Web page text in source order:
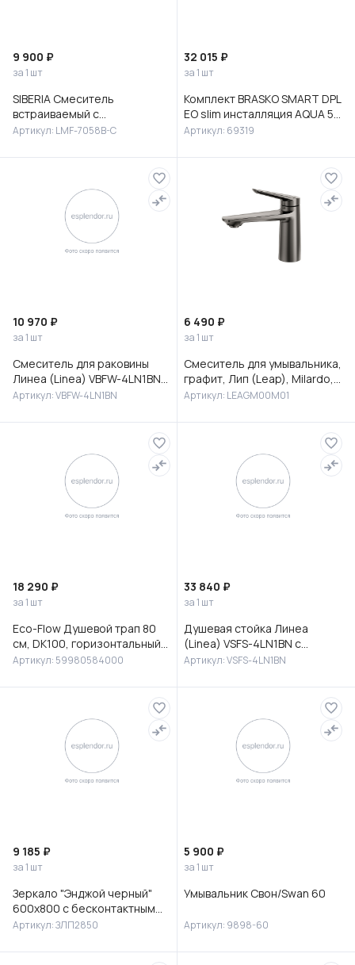
9 900 ₽
за 1 шт
SIBERIA Смеситель
встраиваемый с
гигиеническим душем,
Артикул: LMF-7058B-C
32 015 ₽
за 1 шт
Комплект BRASKO SMART DPL
EO slim инсталляция AQUA 50
PRIME P кнопка ACCENTO
Артикул: 69319
10 970 ₽
за 1 шт
Смеситель для раковины
Линеа (Linea) VBFW-4LN1BN
встраиваемый,
Артикул: VBFW-4LN1BN
6 490 ₽
за 1 шт
Смеситель для умывальника,
графит, Лип (Leap), Milardo,
LEAGM00M01
Артикул: LEAGM00M01
18 290 ₽
за 1 шт
Eco-Flow Душевой трап 80
см, DK100, горизонтальный
сифон 60 мм, матовый
Артикул: 59980584000
33 840 ₽
за 1 шт
Душевая стойка Линеа
(Linea) VSFS-4LN1BN с
изливом, брашированный
Артикул: VSFS-4LN1BN
9 185 ₽
за 1 шт
Зеркало "Энджой черный"
600х800 с бесконтактным
сенсором и холодной
Артикул: ЗЛП2850
5 900 ₽
за 1 шт
Умывальник Свон/Swan 60
Артикул: 9898-60